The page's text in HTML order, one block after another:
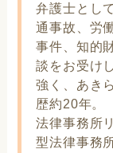
弁護士とし
通事故、労
事件、知的
談をお受け
強く、あき
歴約20年。
法律事務所
型法律事務